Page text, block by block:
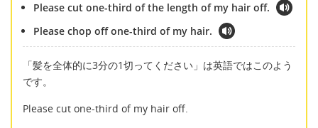
Please cut one-third of the length of my hair off.
Please chop off one-third of my hair.
「髪を全体的に3分の1切ってください」は英語ではこのよう
です。
Please cut one-third of my hair off.